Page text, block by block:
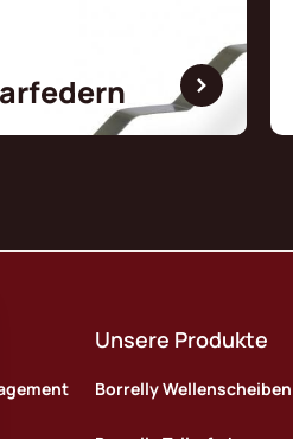
Unsere Produkte
Borrelly Wellenscheiben